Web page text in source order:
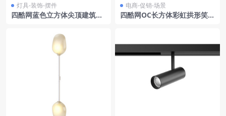
灯具-装饰-摆件
四酷网蓝色立方体尖顶建筑几
电商-促销-场景
四酷网OC长方体彩虹拱形笑脸